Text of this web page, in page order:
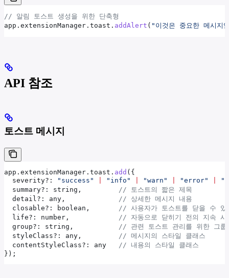
// 알림 토스트 생성을 위한 단축형
app . extensionManager . toast . addAlert ( "이것은 중요한 메시지
API 참조
토스트 메시지
app . extensionManager . toast . add ({
  severity?
: "success" "info" "warn" "error"
  summary?
: string ,
// 토스트의 짧은 제목
  detail?
: any ,
// 상세한 메시지 내용
  closable?
: boolean ,
// 사용자가 토스트를 닫을 수
  life?
: number ,
// 자동으로 닫히기 전의 지속 시
  group?
: string ,
// 관련 토스트 관리를 위한 그룹
  styleClass?
: any ,
// 메시지의 스타일 클래스
  contentStyleClass?
: any
   // 내용의 스타일 클래스
});